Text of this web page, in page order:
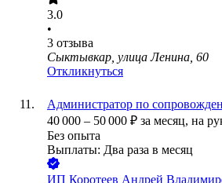
3.0
•
3 отзыва
Сыктывкар, улица Ленина, 60
Откликнуться
Администратор по
40 000 – 50 000 ₽ за месяц, на
Без опыта
Выплаты: Два раза в месяц
ИП Коротеев Андрей